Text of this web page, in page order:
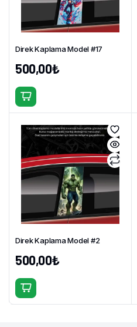
Direk Kaplama Model #17
500,00₺
Direk Kaplama Model #2
500,00₺